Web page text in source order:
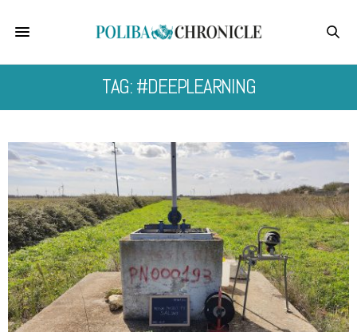
TAG: #DEEPLEARNING